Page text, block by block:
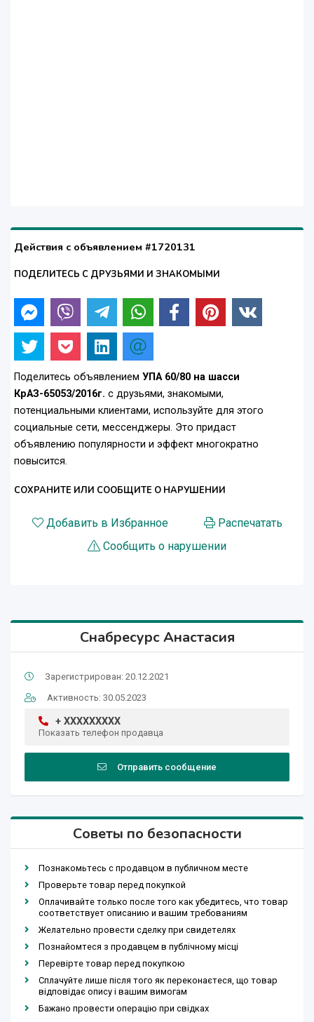
Действия с объявлением #1720131
ПОДЕЛИТЕСЬ С ДРУЗЬЯМИ И ЗНАКОМЫМИ
Поделитесь объявлением УПА 60/80 на шасси
КрАЗ-65053/2016г. с друзьями, знакомыми,
потенциальными клиентами, используйте для этого
социальные сети, мессенджеры. Это придаст
объявлению популярности и эффект многократно
повысится.
СОХРАНИТЕ ИЛИ СООБЩИТЕ О НАРУШЕНИИ
Добавить в Избранное
Распечатать
Сообщить о нарушении
Снабресурс Анастасия
Зарегистрирован: 20.12.2021
Активность: 30.05.2023
+ XXXXXXXXX
Показать телефон продавца
Отправить сообщение
Советы по безопасности
Познакомьтесь с продавцом в публичном месте
Проверьте товар перед покупкой
Оплачивайте только после того как убедитесь, что товар
соответствует описанию и вашим требованиям
Желательно провести сделку при свидетелях
Познайомтеся з продавцем в публічному місці
Перевірте товар перед покупкою
Сплачуйте лише після того як переконаєтеся, що товар
відповідає опису і вашим вимогам
Бажано провести операцію при свідках